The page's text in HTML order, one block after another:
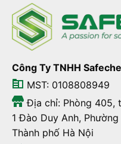
Công Ty TNHH
MST: 0108808949
Địa chỉ: Phòng 405,
1 Đào Duy Anh,
Thành phố Hà Nội